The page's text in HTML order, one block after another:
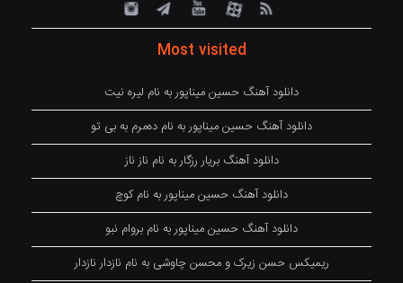
Most visited
دانلود آهنگ حسین میناپور به نام لیره نیت
دانلود آهنگ حسین میناپور به نام دەمرم بە بی تو
دانلود آهنگ بریار رزگار به نام ناز ناز
دانلود آهنگ حسین میناپور به نام کوچ
دانلود آهنگ حسین میناپور به نام بروام نبو
ریمیکس حسن زیرک و محسن چاوشی به نام نازدار نازدار